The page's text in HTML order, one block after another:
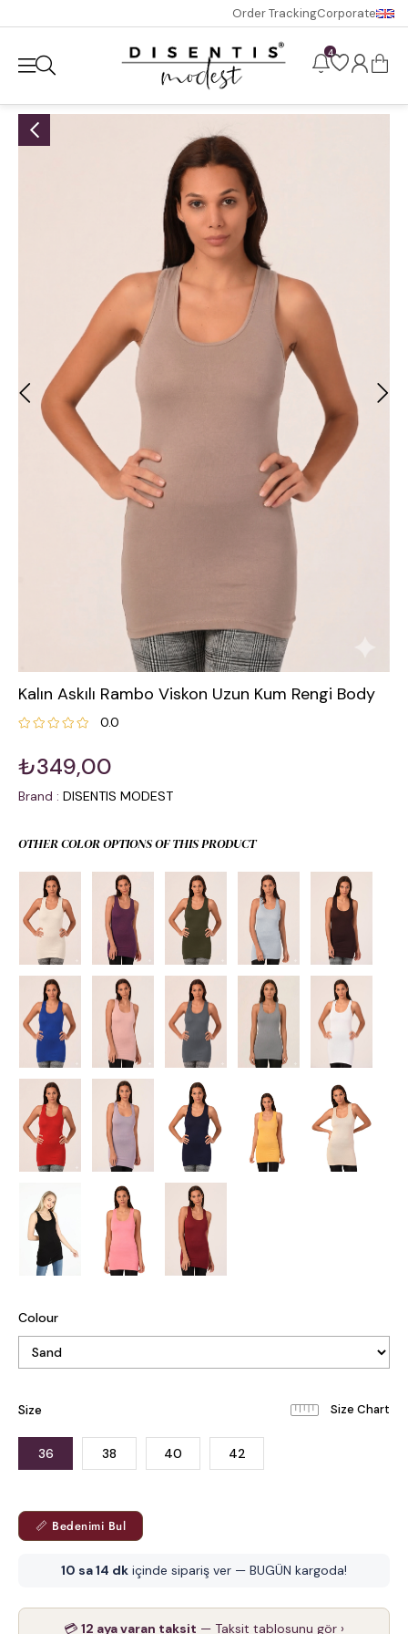
Order TrackingCorporate
4
Kalın Askılı Rambo Viskon Uzun Kum Rengi Body
0.0
₺349,00
Brand : DISENTIS MODEST
OTHER COLOR OPTIONS OF THIS PRODUCT
Colour
Size
36 38 40 42
📏 Bedenimi Bul
10 sa 14 dk içinde sipariş ver — BUGÜN kargoda!
💳 12 aya varan taksit — Taksit tablosunu gör ›